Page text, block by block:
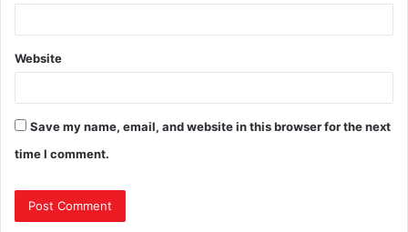
Website
Save my name, email, and website in this browser for the next
time I comment.